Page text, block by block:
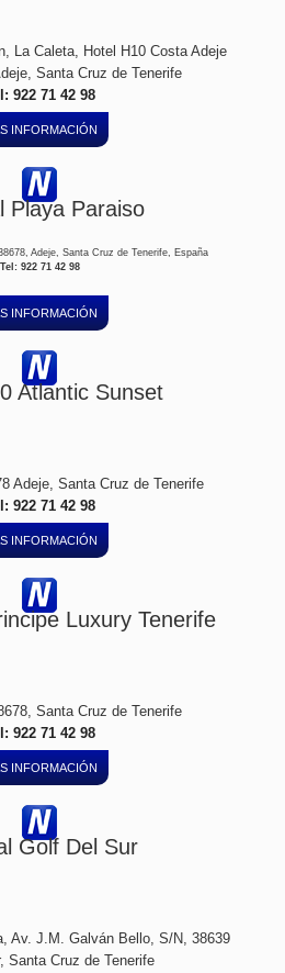
La Caleta, Hotel H10 Costa Adeje
Santa Cruz de Tenerife
922 71 42 98
INFORMACIÓN
Playa Paraiso
Adeje, Santa Cruz de Tenerife, España
Tel: 922 71 42 98
INFORMACIÓN
Atlantic Sunset
Adeje, Santa Cruz de Tenerife
922 71 42 98
INFORMACIÓN
Luxury Tenerife
Santa Cruz de Tenerife
922 71 42 98
INFORMACIÓN
Golf Del Sur
Av. J.M. Galván Bello, S/N, 38639
Santa Cruz de Tenerife